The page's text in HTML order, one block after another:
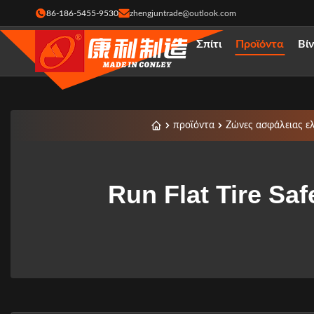
86-186-5455-9530 zhengjuntrade@outlook.com
Σπίτι Προϊόντα
προϊόντα Ζώνες ασφάλειας
Run Flat Tire